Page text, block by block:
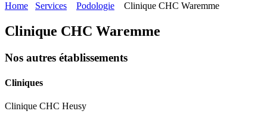
Home
Services Podologie Clinique CHC Waremme
Clinique CHC Waremme
Nos autres établissements
Cliniques
Clinique CHC Heusy